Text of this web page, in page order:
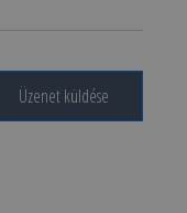
Üzenet küldése